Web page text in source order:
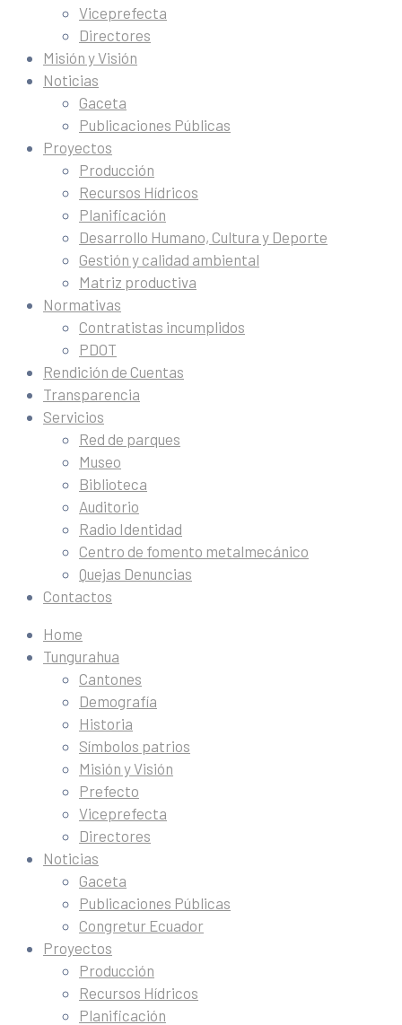
Viceprefecta
Directores
Misión y Visión
Noticias
Gaceta
Publicaciones Públicas
Proyectos
Producción
Recursos Hídricos
Planificación
Desarrollo Humano, Cultura y Deporte
Gestión y calidad ambiental
Matriz productiva
Normativas
Contratistas incumplidos
PDOT
Rendición de Cuentas
Transparencia
Servicios
Red de parques
Museo
Biblioteca
Auditorio
Radio Identidad
Centro de fomento metalmecánico
Quejas Denuncias
Contactos
Home
Tungurahua
Cantones
Demografía
Historia
Símbolos patrios
Misión y Visión
Prefecto
Viceprefecta
Directores
Noticias
Gaceta
Publicaciones Públicas
Congretur Ecuador
Proyectos
Producción
Recursos Hídricos
Planificación